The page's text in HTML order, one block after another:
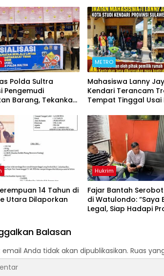
Polda Sultra
Pengemudi
Barang, Tekankan
Berlalu Lintas
METRO
Mahasiswa Lanny
Kendari Terancam
Tempat Tinggal Usai
14 Tahun di
Utara Dilaporkan
Hukrim
‎Fajar Bantah
di Watulondo: “Saya
Legal, Siap Hadapi
Balasan
Anda tidak akan dipublikasikan. Ruas